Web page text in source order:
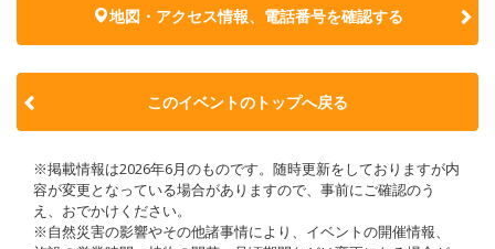
地図・アクセス情報、電話番号を確認する
このイベントのトップへ戻る
※掲載情報は2026年6月のものです。随時更新をしておりますが内
容が変更となっている場合がありますので、事前にご確認のう
え、おでかけください。
※自然災害の影響やその他諸事情により、イベントの開催情報、